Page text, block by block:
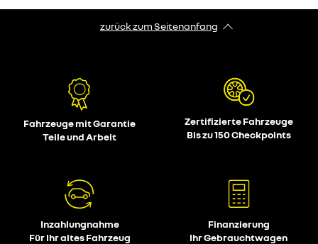
zurück zum Seitenanfang
Fahrzeuge mit Garantie
Teile und Arbeit
Zertifizierte Fahrzeuge
Bis zu 150 Checkpoints
Inzahlungnahme
Für Ihr altes Fahrzeug
Finanzierung
Ihr Gebrauchtwagen